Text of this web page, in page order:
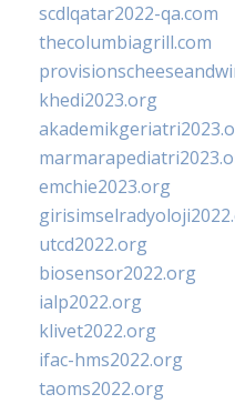
scdlqatar2022-qa.com
thecolumbiagrill.com
khedi2023.org
emchie2023.org
utcd2022.org
biosensor2022.org
ialp2022.org
klivet2022.org
ifac-hms2022.org
taoms2022.org